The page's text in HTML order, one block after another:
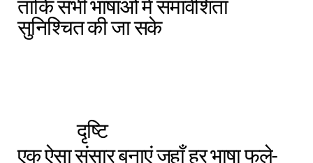
ताकि सभी भाषाओं में समावेशिता
सुनिश्चित की जा सके
दृष्टि
एक ऐसा संसार बनाएं जहाँ हर भाषा फले-